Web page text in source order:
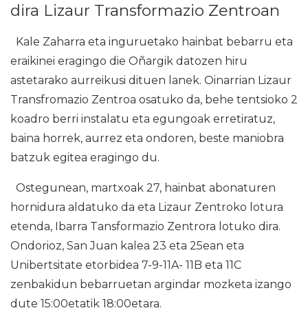
dira Lizaur Transformazio Zentroan
Kale Zaharra eta inguruetako hainbat bebarru eta
eraikinei eragingo die Oñargik datozen hiru
astetarako aurreikusi dituen lanek. Oinarrian Lizaur
Transfromazio Zentroa osatuko da, behe tentsioko 2
koadro berri instalatu eta egungoak erretiratuz,
baina horrek, aurrez eta ondoren, beste maniobra
batzuk egitea eragingo du.
Ostegunean, martxoak 27, hainbat abonaturen
hornidura aldatuko da eta Lizaur Zentroko lotura
etenda, Ibarra Tansformazio Zentrora lotuko dira.
Ondorioz, San Juan kalea 23 eta 25ean eta
Unibertsitate etorbidea 7-9-11A- 11B eta 11C
zenbakidun bebarruetan argindar mozketa izango
dute 15:00etatik 18:00etara.